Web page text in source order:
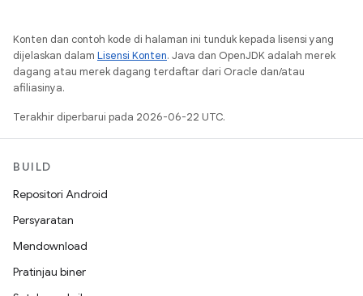
Konten dan contoh kode di halaman ini tunduk kepada lisensi yang
dijelaskan dalam Lisensi Konten. Java dan OpenJDK adalah merek
dagang atau merek dagang terdaftar dari Oracle dan/atau
afiliasinya.
Terakhir diperbarui pada 2026-06-22 UTC.
BUILD
Repositori Android
Persyaratan
Mendownload
Pratinjau biner